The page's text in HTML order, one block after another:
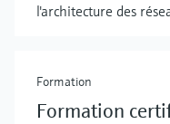
l'architecture des
Formation
Formation